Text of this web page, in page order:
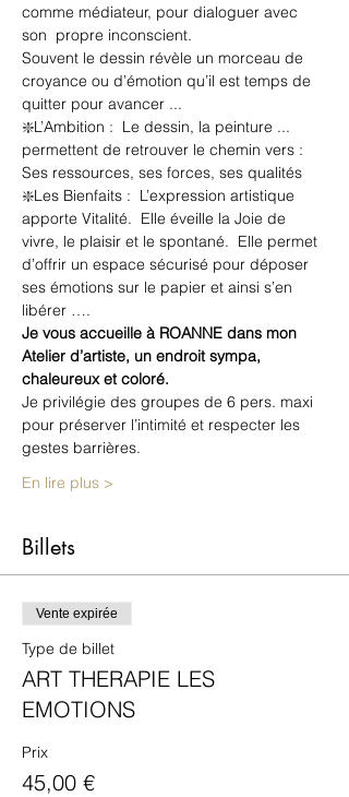
comme médiateur, pour dialoguer avec
son  propre inconscient.
Souvent le dessin révèle un morceau de
croyance ou d’émotion qu’il est temps de
quitter pour avancer ...
❇️L’Ambition :  Le dessin, la peinture ...
permettent de retrouver le chemin vers :
Ses ressources, ses forces, ses qualités
❇️Les Bienfaits :  L’expression artistique
apporte Vitalité.  Elle éveille la Joie de
vivre, le plaisir et le spontané.  Elle permet
d’offrir un espace sécurisé pour déposer
ses émotions sur le papier et ainsi s’en
libérer ….
Je vous accueille à ROANNE dans mon
Atelier d’artiste, un endroit sympa,
chaleureux et coloré.
Je privilégie des groupes de 6 pers. maxi
pour préserver l’intimité et respecter les
gestes barrières.
En lire plus >
Billets
Vente expirée
Type de billet
ART THERAPIE LES
EMOTIONS
Prix
45,00 €